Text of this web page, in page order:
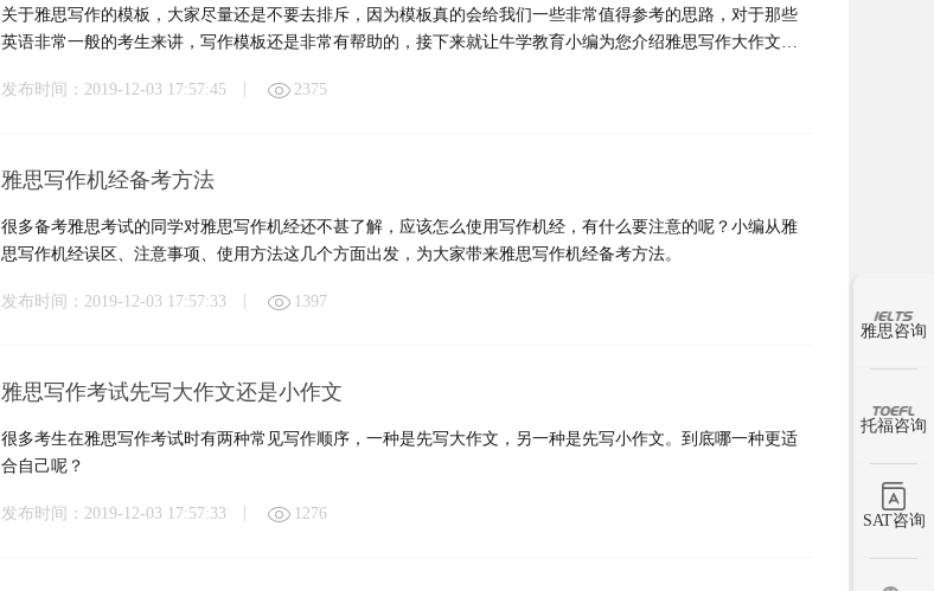
关于雅思写作的模板，大家尽量还是不要去排斥，因为模板真的会给我们一些非常值得参考的思路，对于那些
英语非常一般的考生来讲，写作模板还是非常有帮助的，接下来就让牛学教育小编为您介绍雅思写作大作文观
发布时间：2019-12-03 17:57:45
2375
雅思写作机经备考方法
很多备考雅思考试的同学对雅思写作机经还不甚了解，应该怎么使用写作机经，有什么要注意的呢？小编从雅
思写作机经误区、注意事项、使用方法这几个方面出发，为大家带来雅思写作机经备考方法。
发布时间：2019-12-03 17:57:33 1397
雅思写作考试先写大作文还是小作文
很多考生在雅思写作考试时有两种常见写作顺序，一种是先写大作文，另一种是先写小作文。到底哪一种更适
合自己呢？
发布时间：2019-12-03 17:57:33 1276
雅思咨询
托福咨询
SAT咨询